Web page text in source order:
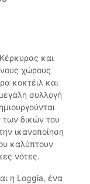
και
χώρους
κοκτέιλ και
συλλογή
δικών του
ικανοποίηση
καλύπτουν
νότες.
η Loggia, ένα